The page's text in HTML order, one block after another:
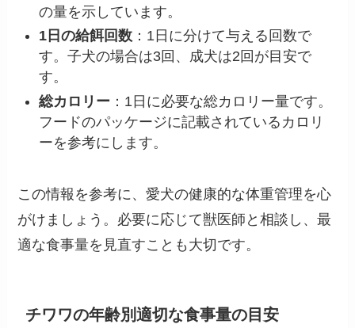
の量を示しています。
1日の給餌回数 ：1日に分けて与える回数で
す。子犬の場合は3回、成犬は2回が目安で
す。
総カロリー ：1日に必要な総カロリー量です。
フードのパッケージに記載されているカロリ
ーを参考にします。
この情報を参考に、愛犬の健康的な体重管理を心
がけましょう。必要に応じて獣医師と相談し、最
適な食事量を見直すことも大切です。
チワワの年齢別適切な食事量の目安